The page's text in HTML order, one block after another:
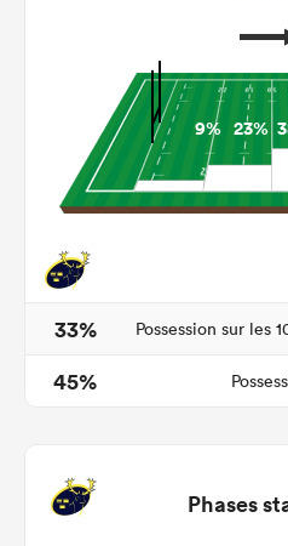
9% 23%
33% Possession sur les
45%
Phases